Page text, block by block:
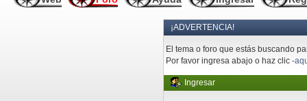
¡ADVERTENCIA!
El tema o foro que estás buscando
Por favor ingresa abajo o haz clic-
Ingresar